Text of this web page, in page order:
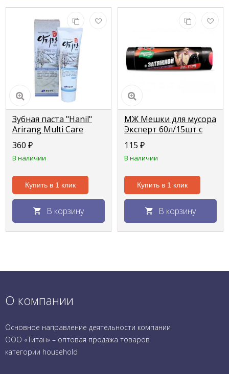
Зубная паста "Hanil"
Arirang Multi Care
комплексная защита
150г
360 ₽
В наличии
Купить в 1 клик
В корзину
МЖ Мешки для мусора
Эксперт 60л/15шт c
затяжкой (LDPE
18мкм)
115 ₽
В наличии
Купить в 1 клик
В корзину
О компании
Основное направление деятельности компании
ООО «Титан» – оптовая продажа товаров
категории household